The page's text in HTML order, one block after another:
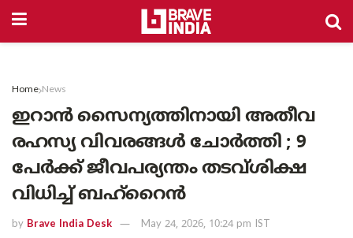
Home News
ഇറാൻ സൈന്യത്തിനായി അതീവ
രഹസ്യ വിവരങ്ങൾ ചോർത്തി ; 9
പേർക്ക് ജീവപര്യന്തം തടവ്ശിക്ഷ
വിധിച്ച് ബഹ്‌റൈൻ
by Brave India Desk May 24, 2026, 10:24 pm IST